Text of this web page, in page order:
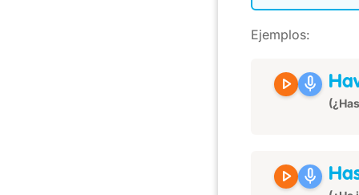
Ejemplos:
play_arrow mic
play_arrow mic